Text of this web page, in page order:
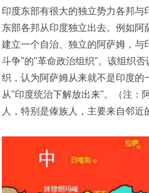
印度东部有很大的独立势力各邦与
东部各邦从印度独立出去。例如阿
建立一个自治、独立的阿萨姆，与
斗争"的"革命政治组织"。该组织否
织，认为阿萨姆从来就不是印度的
从"印度统治下解放出来"。（注：
人，特别是傣族人，主要来自邻近